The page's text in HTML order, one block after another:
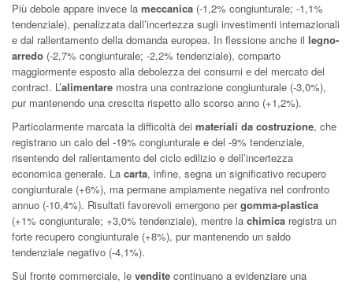
Più debole appare invece la meccanica (-1,2% congiunturale; -1,1%
tendenziale), penalizzata dall’incertezza sugli investimenti internazionali
e dal rallentamento della domanda europea. In flessione anche il legno-
arredo (-2,7% congiunturale; -2,2% tendenziale), comparto
maggiormente esposto alla debolezza dei consumi e del mercato del
contract. L’alimentare mostra una contrazione congiunturale (-3,0%),
pur mantenendo una crescita rispetto allo scorso anno (+1,2%).
Particolarmente marcata la difficoltà dei materiali da costruzione, che
registrano un calo del -19% congiunturale e del -9% tendenziale,
risentendo del rallentamento del ciclo edilizio e dell’incertezza
economica generale. La carta, infine, segna un significativo recupero
congiunturale (+6%), ma permane ampiamente negativa nel confronto
annuo (-10,4%). Risultati favorevoli emergono pergomma-plastica
(+1% congiunturale; +3,0% tendenziale), mentre la chimica registra un
forte recupero congiunturale (+8%), pur mantenendo un saldo
tendenziale negativo (-4,1%).
Sul fronte commerciale, le vendite continuano a evidenziare una